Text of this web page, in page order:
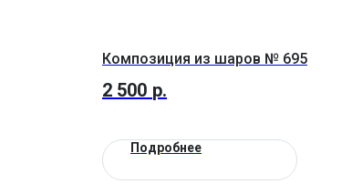
Композиция из шаров № 695
2 500 р.
Подробнее